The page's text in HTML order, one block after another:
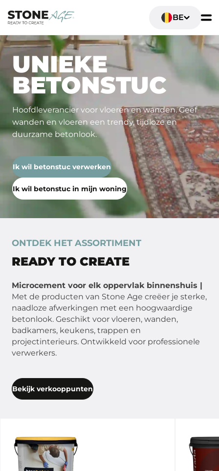
BE
UNIEKE
BETONSTUC
Hoofdleverancier voor vloeren en wanden. Geef
wanden en vloeren een trendy, tijdloze en
duurzame betonlook.
Ik wil betonstuc verwerken
Ik wil betonstuc in mijn woning
ONTDEK HET ASSORTIMENT
READY TO CREATE
Microcement voor elk oppervlak binnenshuis |
Met de producten van Stone Age creëer je sterke,
naadloze afwerkingen met een hoogwaardige
betonlook. Geschikt voor vloeren, wanden,
badkamers, keukens, trappen en
projectinterieurs. Ontwikkeld voor professionele
verwerkers.
Bekijk verkooppunten